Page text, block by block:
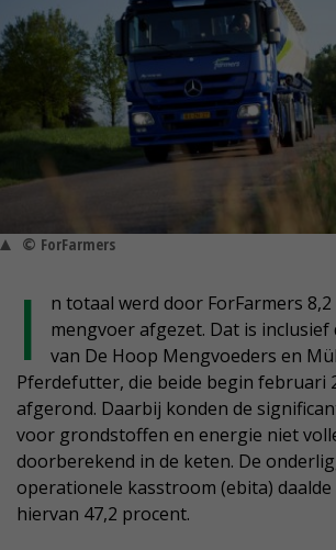
© ForFarmers
I
n totaal werd door ForFarmers
mengvoer afgezet. Dat is inclusief
van De Hoop Mengvoeders en
Pferdefutter, die beide begin februari
afgerond. Daarbij konden de
voor grondstoffen en energie niet
doorberekend in de keten. De
operationele kasstroom (ebita) daalde
hiervan 47,2 procent.